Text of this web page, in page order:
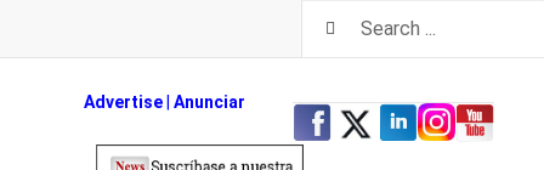
Advertise| Anunciar